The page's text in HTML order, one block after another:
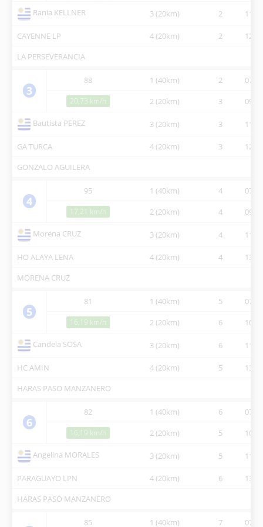
Rania KELLNER 3 (20km) 2
CAYENNE LP 4 (20km) 2
LA PERSEVERANCIA
3
88 1 (40km) 2
20,73 km/h 2 (20km) 3
Bautista PEREZ 3 (20km) 3
GA TURCA 4 (20km) 3
GONZALO AGUILERA
4
95 1 (40km) 4
17,21 km/h 2 (20km) 4
Morena CRUZ 3 (20km) 4
HO ALAYA LENA 4 (20km) 4
MORENA CRUZ
5
81 1 (40km) 5
16,19 km/h 2 (20km) 6
Candela SOSA 3 (20km) 6
HC AMIN 4 (20km) 5
HARAS PASO MANZANERO
6
82 1 (40km) 6
16,19 km/h 2 (20km) 5
Angelina MORALES 3 (20km) 5
PARAGUAYO LPN 4 (20km) 6
HARAS PASO MANZANERO
85 1 (40km) 7